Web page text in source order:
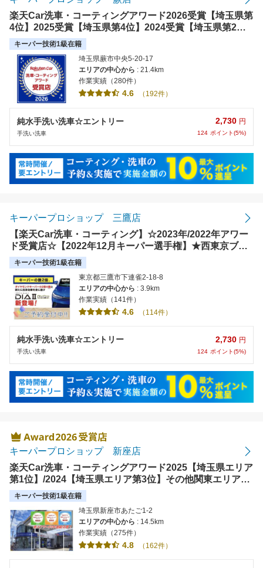
楽天Car洗車・コーティングアワード2026受賞【埼玉県第
4位】2025受賞【埼玉県第4位】2024受賞【埼玉県第2
位】2023受賞【その他関東エリア 第3位】年間施工台数
9,000台、ヤマヒロ(株)が運営するお店です。
キーパー技術1級在籍
埼玉県蕨市中央5-20-17
エリアの中心から : 21.4km
作業実績（280件）
4.6 （192件）
純水手洗い洗車☆エントリー
手洗い洗車
2,730 円
124 ポイント(5%)
キーパープロショップ 三鷹店
【楽天Car洗車・コーティング】☆2023年/2022年アワー
ド受賞店☆【2022年12月キーパー選手権】★西東京ブロ
ック：第2位★
キーパー技術1級在籍
東京都三鷹市下連雀2-18-8
エリアの中心から : 3.9km
作業実績（141件）
4.6 （114件）
純水手洗い洗車☆エントリー
手洗い洗車
2,730 円
124 ポイント(5%)
キーパープロショップ 新座店
楽天Car洗車・コーティングアワード2025【埼玉県エリア
第1位】/2024【埼玉県エリア第3位】その他関東エリア第
1位】/2023【全国9位】【埼玉県エリア第2位】
キーパー技術1級在籍
埼玉県新座市あたご1-2
エリアの中心から : 14.5km
作業実績（275件）
4.8 （162件）